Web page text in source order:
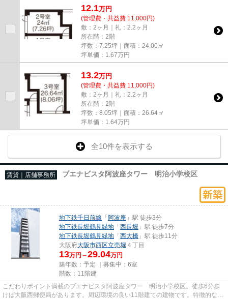
12.1万円
(管理費・共益費 11,000円)
敷：2ヶ月｜礼：2.2ヶ月
所在階：2階
坪数：7.25坪｜面積：24.00㎡
坪単価： 1.67万円
13.2万円
(管理費・共益費 11,000円)
敷：2ヶ月｜礼：2.2ヶ月
所在階：2階
坪数：8.05坪｜面積：26.64㎡
坪単価： 1.64万円
全10件を表示する
賃貸｜店舗事務所 ブエナビスタ阿波座タワー 明治小学校区
地下鉄千日前線 「阿波座 」駅 徒歩3分
地下鉄長堀鶴見緑地 「西長堀 」駅 徒歩7分
地下鉄長堀鶴見緑地 「西大橋 」駅 徒歩11分
大阪府大阪市西区立売堀 ４丁目
13万円～29.04万円
築年数：予定 ｜募集中： 6室
階数：11階建
こだわりポイント満載のブエナビスタ阿波座タワー 明治小学校区。徒歩6分歩
けば大阪西郵便局があります。周辺環境の良い11階建ての建物です。特徴的な外